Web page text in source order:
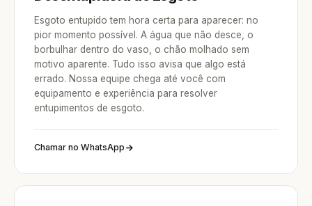
Esgoto entupido tem hora certa para aparecer: no
pior momento possível. A água que não desce, o
borbulhar dentro do vaso, o chão molhado sem
motivo aparente. Tudo isso avisa que algo está
errado. Nossa equipe chega até você com
equipamento e experiência para resolver
entupimentos de esgoto.
Chamar no WhatsApp